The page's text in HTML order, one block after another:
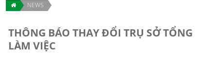
NEWS
THÔNG BÁO THAY ĐỔI TRỤ SỞ TỔNG
LÀM VIỆC